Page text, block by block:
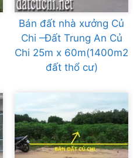
Bán đất nhà xưởng Củ
Chi –Đất Trung An Củ
Chi 25m x 60m(1400m2
đất thổ cư)